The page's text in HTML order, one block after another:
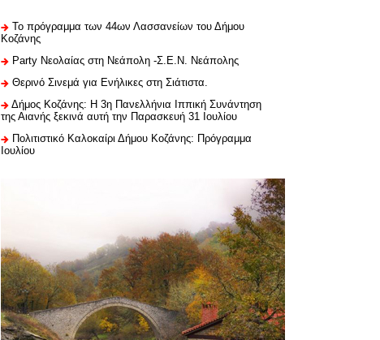
Το πρόγραμμα των 44ων Λασσανείων του Δήμου
Κοζάνης
Party Νεολαίας στη Νεάπολη -Σ.Ε.Ν. Νεάπολης
Θερινό Σινεμά για Ενήλικες στη Σιάτιστα.
Δήμος Κοζάνης: Η 3η Πανελλήνια Ιππική Συνάντηση
της Αιανής ξεκινά αυτή την Παρασκευή 31 Ιουλίου
Πολιτιστικό Καλοκαίρι Δήμου Κοζάνης: Πρόγραμμα
Ιουλίου